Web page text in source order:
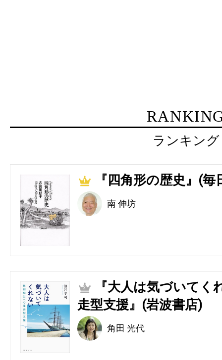
ランキング
1 『四角形の歴史』(毎
南 伸坊
2
『大人は気づいてく
走型支援』(岩波書店)
角田 光代